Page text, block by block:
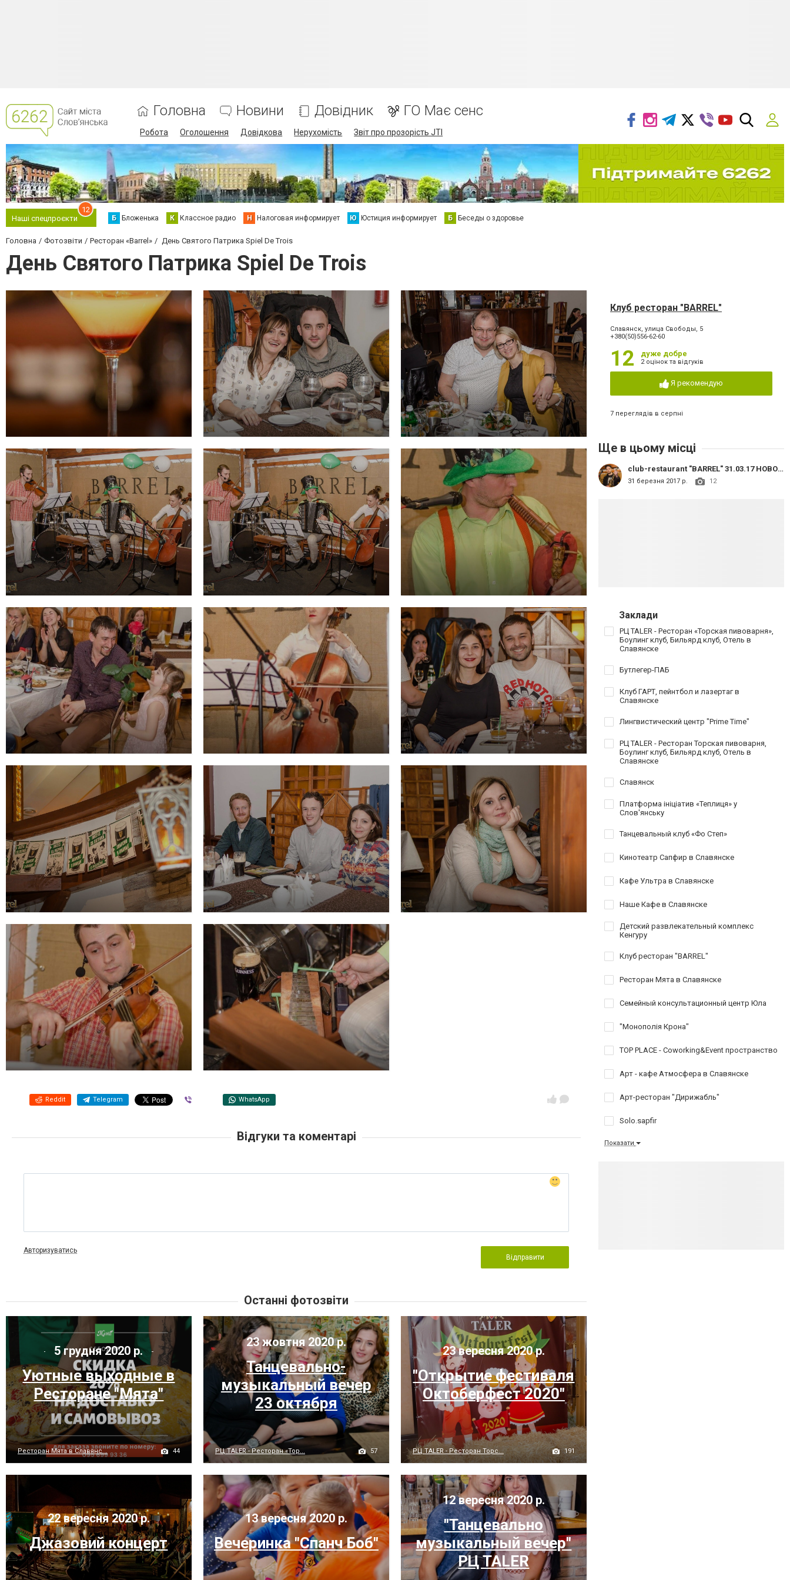
Головна Новини Довідник ГО Має сенс
Робота Оголошення Довідкова Нерухомість Звіт про прозорість JTI
Наші спецпроєкти
12
Б Бложенька К Классное радио Н Налоговая информирует Ю Юстиция информирует Б Беседы о здоровье
Головна Фотозвіти Ресторан «Barrel» День Святого Патрика Spiel De Trois
День Святого Патрика Spiel De Trois
Reddit Telegram WhatsApp
Відгуки та коментарі
Авторизуватись
Відправити
Клуб ресторан "BARREL"
Славянск, улица Свободы, 5
+380(50)556-62-60
12 дуже добре
2 оцінок та відгуків
Я рекомендую
7 переглядів в серпні
Ще в цьому місці
club-restaurant "BARREL" 31.03.17 HOBOT&Co
31 березня 2017 р. 12
Заклади
РЦ TALER - Ресторан «Торская пивоварня»,
Боулинг клуб, Бильярд клуб, Отель в
Славянске
Бутлегер-ПАБ
Клуб ГАРТ, пейнтбол и лазертаг в
Славянске
Лингвистический центр "Prime Time"
РЦ TALER - Ресторан Торская пивоварня,
Боулинг клуб, Бильярд клуб, Отель в
Славянске
Славянск
Платформа ініціатив «Теплиця» у
Слов'янську
Танцевальный клуб «Фо Степ»
Кинотеатр Сапфир в Славянске
Кафе Ультра в Славянске
Наше Кафе в Славянске
Детский развлекательный комплекс
Кенгуру
Клуб ресторан "BARREL"
Ресторан Мята в Славянске
Семейный консультационный центр Юла
"Монополія Крона"
TOP PLACE - Coworking&Event пространство
Арт - кафе Атмосфера в Славянске
Арт-ресторан "Дирижабль"
Solo.sapfir
Показати
Останні фотозвіти
5 грудня 2020 р.
Уютные выходные в
Ресторане "Мята"
Ресторан Мята в Славянс... 44
23 жовтня 2020 р.
Танцевально-
музыкальный вечер
23 октября
РЦ TALER - Ресторан «Тор... 57
23 вересня 2020 р.
"Открытие фестиваля
Октоберфест 2020"
РЦ TALER - Ресторан Торс... 191
22 вересня 2020 р.
Джазовий концерт
13 вересня 2020 р.
Вечеринка "Спанч Боб"
12 вересня 2020 р.
"Танцевально
музыкальный вечер"
РЦ TALER